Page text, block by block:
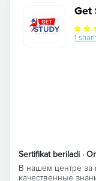
Get
1 sharh
Sertifikat beriladi ·
В нашем центре за
качественные